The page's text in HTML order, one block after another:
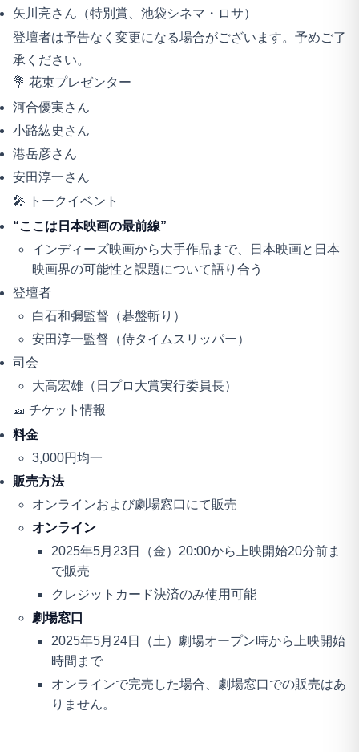
矢川亮さん（特別賞、池袋シネマ・ロサ）
登壇者は予告なく変更になる場合がございます。予めご了
承ください。
💐 花束プレゼンター
河合優実さん
小路紘史さん
港岳彦さん
安田淳一さん
🎤 トークイベント
“ここは日本映画の最前線”
インディーズ映画から大手作品まで、日本映画と日本
映画界の可能性と課題について語り合う
登壇者
白石和彌監督（碁盤斬り）
安田淳一監督（侍タイムスリッパー）
司会
大高宏雄（日プロ大賞実行委員長）
🎫 チケット情報
料金
3,000円均一
販売方法
オンラインおよび劇場窓口にて販売
オンライン
2025年5月23日（金）20:00から上映開始20分前ま
で販売
クレジットカード決済のみ使用可能
劇場窓口
2025年5月24日（土）劇場オープン時から上映開始
時間まで
オンラインで完売した場合、劇場窓口での販売はあ
りません。